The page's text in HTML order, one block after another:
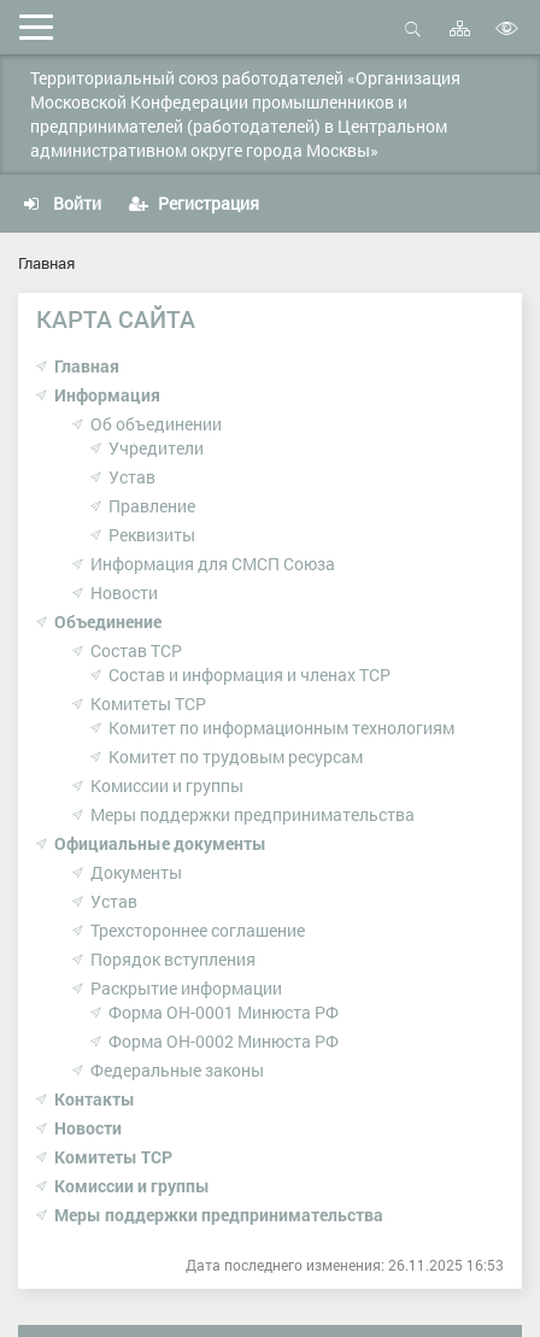
Мобильное
меню
Открыть
поиск
Карта
сайта
Территориальный союз работодателей «Организация
Московской Конфедерации промышленников и
предпринимателей (работодателей) в Центральном
административном округе города Москвы»
Войти Регистрация
Главная
КАРТА САЙТА
Главная
Информация
Об объединении
Учредители
Устав
Правление
Реквизиты
Информация для СМСП Союза
Новости
Объединение
Состав ТСР
Cостав и информация и членах ТСР
Комитеты ТСР
Комитет по информационным технологиям
Комитет по трудовым ресурсам
Комиссии и группы
Меры поддержки предпринимательства
Официальные документы
Документы
Устав
Трехстороннее соглашение
Порядок вступления
Раскрытие информации
Форма ОН-0001 Минюста РФ
Форма ОН-0002 Минюста РФ
Федеральные законы
Контакты
Новости
Комитеты ТСР
Комиссии и группы
Меры поддержки предпринимательства
Дата последнего изменения: 26.11.2025 16:53